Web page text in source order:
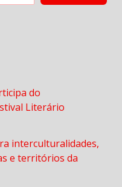
do
Literário
interculturalidades,
e territórios da